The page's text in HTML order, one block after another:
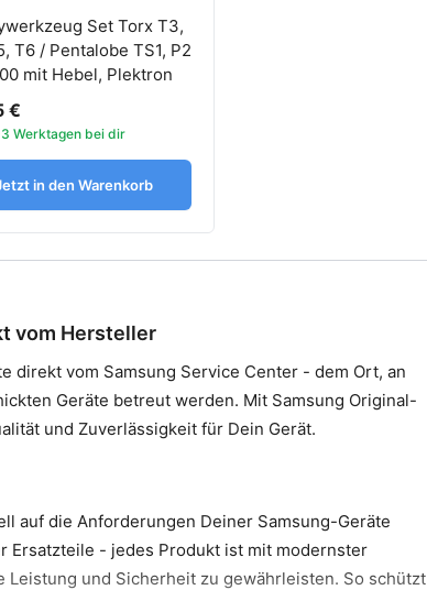
Set Torx T3,
T6 / Pentalobe TS1, P2
mit Hebel, Plektron
€
Werktagen bei dir
in den Warenkorb
vom Hersteller
direkt vom Samsung Service Center - dem Ort, an
Geräte betreut werden. Mit Samsung Original-
und Zuverlässigkeit für Dein Gerät.
auf die Anforderungen Deiner Samsung-Geräte
Ersatzteile - jedes Produkt ist mit modernster
Leistung und Sicherheit zu gewährleisten. So schützt